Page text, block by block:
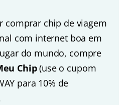
comprar chip de viagem
com internet boa em
do mundo, compre
Chip(use o cupom
para 10% de